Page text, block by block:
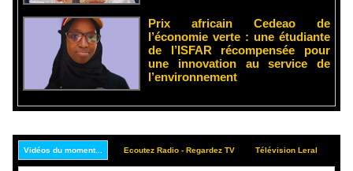
Prix africain Cedeao de
l’économie verte : une étudiante
de l’ISFAR récompensée pour
une innovation au service de
l’environnement
Vidéos du moment... Ecoutez Radio - Regardez TV Télévision Leral